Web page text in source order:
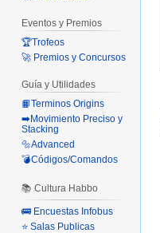
Eventos y Premios
🏆Trofeos
🚀 Premios y Concursos
Guía y Utilidades
📙Terminos Origins
➡️Movimiento Preciso y
Stacking
🔩Advanced
💣Códigos/Comandos
📚 Cultura Habbo
🚌 Encuestas Infobus
⭐ Salas Publicas